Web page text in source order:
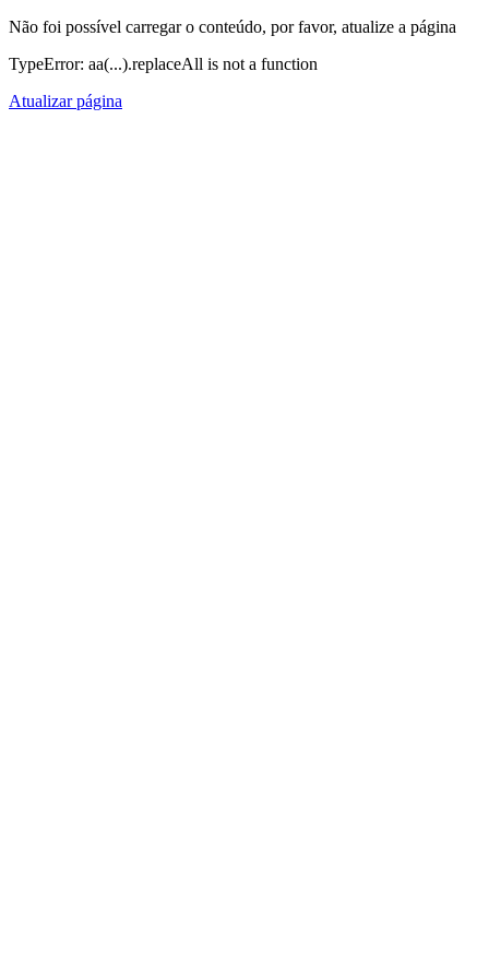
Não foi possível carregar o conteúdo, por favor, atualize a página
TypeError: aa(...).replaceAll is not a function
Atualizar página